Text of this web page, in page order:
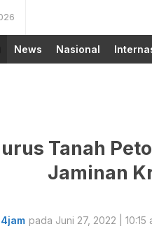
News
Nasional
Tanah
Jaminan
pada Juni 27, 2022 | 10:15